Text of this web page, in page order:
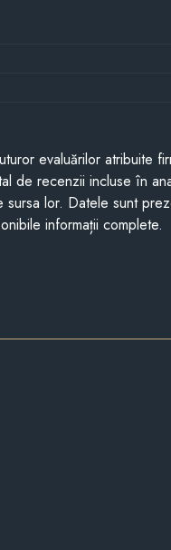
evaluărilor atribuite
de recenzii incluse în
lor. Datele sunt
informații complete.